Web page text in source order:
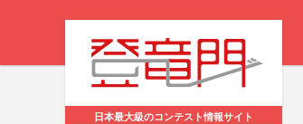
日本最大級のコンテスト情報サイト